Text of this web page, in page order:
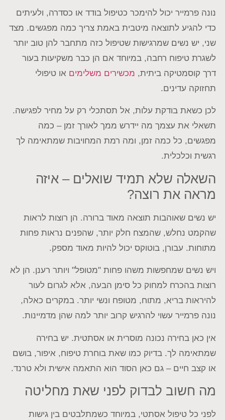
נונה פרמייר יכול להימכר כטיפול בודד או כסדרה, ולעיתים
כדי להגיע לתוצאה מיטבית באמת צריך כמה מפגשים. מצד
שני, יש נשים שמרגישות שטיפול כזה מתחבר להן טוב יותר
לשגרת טיפוח רחבה, במיוחד אם הן כבר משקיעות בעור
דרך קוסמטיקה ביתית, מכשירים משלימים או טיפולי
תחזוקה עדינים.
לכן כשאת בודקת עלות, אל תסתכלי רק על מחיר לפגישה.
תשאלי את עצמך מה יידרש ממך לאורך זמן – כמה
מפגשים, כל כמה זמן, ומה רמת המחויבות שמתאימה לך
רגשית וכלכלית.
השאלה שלא תמיד שואלים – איזה
מראה את רוצה?
יש נשים שאוהבות תוצאה מאוד ברורה. הן רוצות לראות
שהקמט נחלש, שהמצח חלק יותר, שהפנים נראות פחות
מתוחות. עבורן, בוטוקס יכול להיות מאוד מספק.
ויש נשים שמחפשות משהו פחות "מטופל" ויותר רענן. הן לא
רוצות בהכרח למחוק כל סימן הבעה, אלא לגרום לעור
להיראות בריא, מתוח, מטופח ונשי יותר. במקרים כאלה,
נונה פרמייר עשוי להרגיש קרוב יותר למה שהן מדמיינות.
אין כאן בחירה נכונה מוסרית או אסתטית. יש בחירה
שמתאימה לך. בדיוק כמו שאת בוחרת טיפוח, איפור, בושם
או קצב חיים – גם כאן הסוד הוא התאמה אישית ולא טרנד.
מה חשוב לבדוק לפני שאת מחליטה
לפני כל טיפול אסתטי, במיוחד כשמתלבטים בין גישות